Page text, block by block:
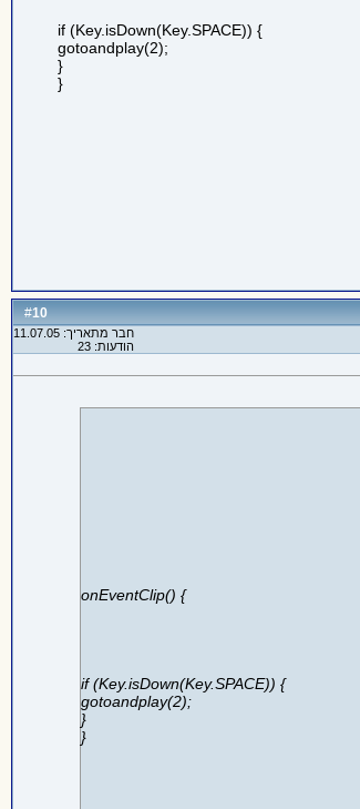
if (Key.isDown(Key.SPACE)) {
gotoandplay(2);
}
}
#
10
חבר מתאריך: 11.07.05
הודעות: 23
onEventClip() {
if (Key.isDown(Key.SPACE)) {
gotoandplay(2);
}
}